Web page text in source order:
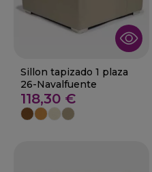
Sillon tapizado 1 plaza
26-Navalfuente
118,30 €